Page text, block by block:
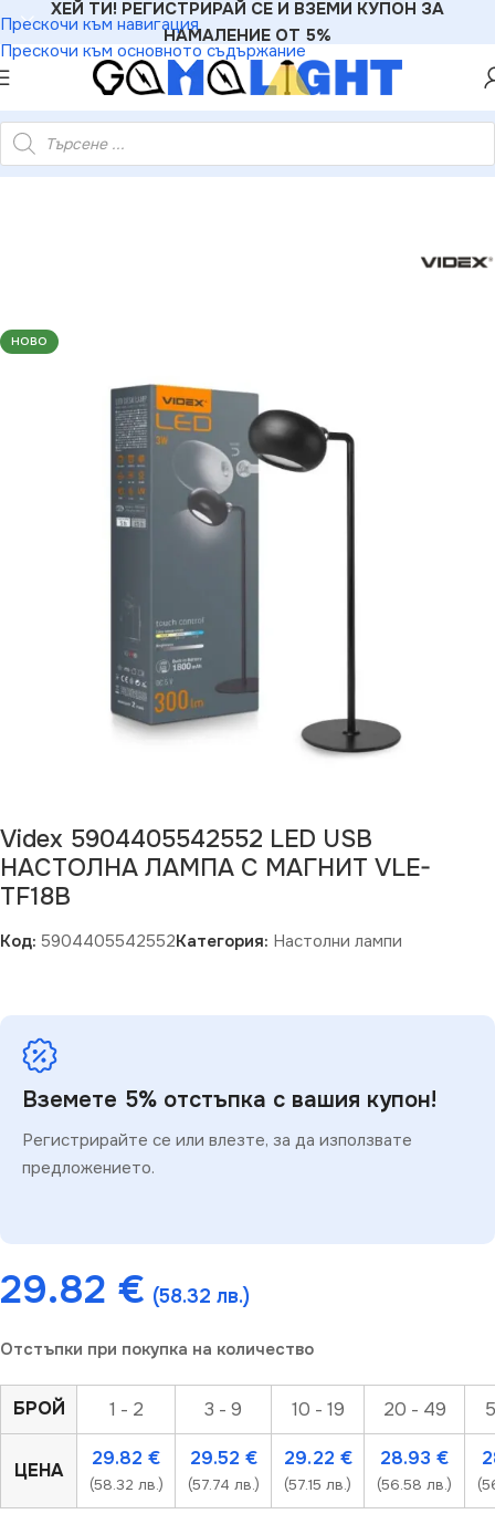
Прескочи към навигация
Прескочи към основното съдържание
ХЕЙ ТИ! РЕГИСТРИРАЙ СЕ И ВЗЕМИ КУПОН ЗА
НАМАЛЕНИЕ ОТ 5%
LED USB НАСТОЛНА ЛАМПА С МАГНИТ VLE-TF18B
НОВО
Videx 5904405542552 LED USB
НАСТОЛНА ЛАМПА С МАГНИТ VLE-
TF18B
Код: 5904405542552Категория: Настолни лампи
Вземете 5% отстъпка с вашия купон!
Регистрирайте се или влезте, за да използвате
предложението.
29.82 € (58.32 лв.)
Отстъпки при покупка на количество
БРОЙ 1 - 2 3 - 9 10 - 19 20 - 49
ЦЕНА
29.82 €
(58.32 лв.)
29.52 €
(57.74 лв.)
29.22 €
(57.15 лв.)
28.93 €
(56.58 лв.)